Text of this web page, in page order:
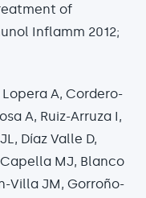
of
Inflamm 2012;
Lopera A, Cordero-
A, Ruiz-Arruza I,
Díaz Valle D,
Capella MJ, Blanco
Villa JM, Gorroño-